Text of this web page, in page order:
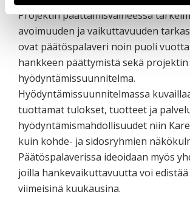
Projektin päättämisvaiheessa
avoimuuden ja vaikuttavuuden
ovat päätöspalaveri noin puoli
hankkeen päättymistä sekä
hyödyntämissuunnitelma.
Hyödyntämissuunnitelmassa
tuottamat tulokset, tuotteet ja
hyödyntämismahdollisuudet niin
kuin kohde- ja sidosryhmien
Päätöspalaverissa ideoidaan myös
joilla hankevaikuttavuutta voi
viimeisinä kuukausina.